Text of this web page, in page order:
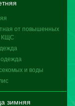
от повышенных
КЩС
и воды
зимняя